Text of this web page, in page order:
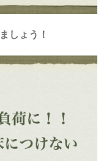
しょう！